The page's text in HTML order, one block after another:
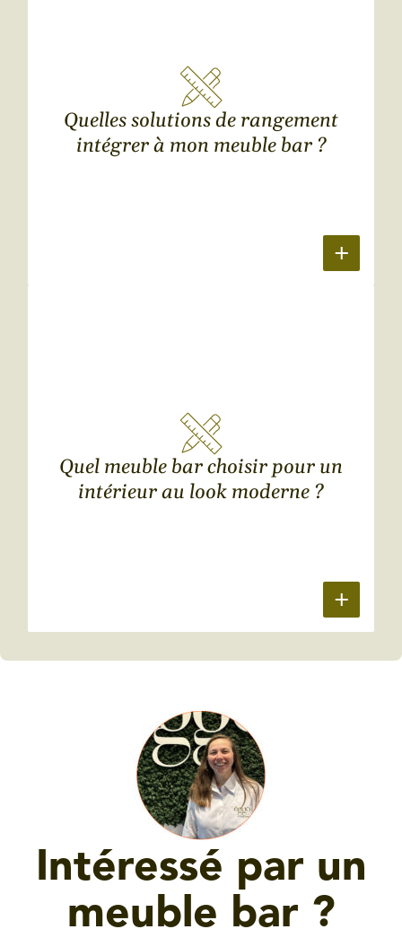
Quelles solutions de rangement
intégrer à mon meuble bar ?
Quel meuble bar choisir pour un
intérieur au look moderne ?
Intéressé par un
meuble bar ?